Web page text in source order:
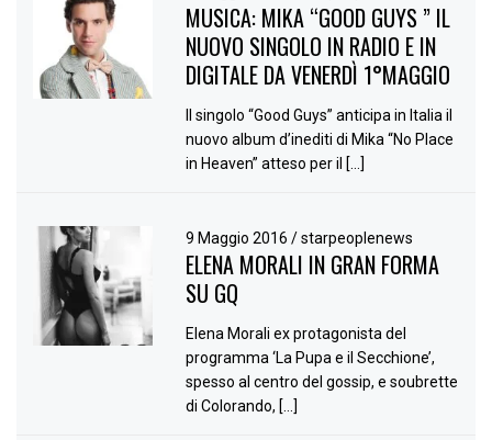
MUSICA: MIKA “GOOD GUYS ” IL
NUOVO SINGOLO IN RADIO E IN
DIGITALE DA VENERDÌ 1°MAGGIO
Il singolo “Good Guys” anticipa in Italia il
nuovo album d’inediti di Mika “No Place
in Heaven” atteso per il […]
9 Maggio 2016/ starpeoplenews
ELENA MORALI IN GRAN FORMA
SU GQ
Elena Morali ex protagonista del
programma ‘La Pupa e il Secchione’,
spesso al centro del gossip, e soubrette
di Colorando, […]